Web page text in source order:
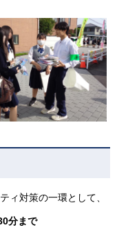
ィ対策の一環として、
分まで